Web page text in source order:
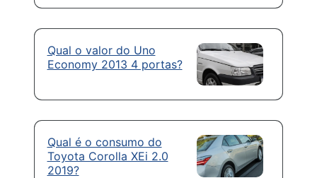
Qual o valor do Uno
Economy 2013 4 portas?
Qual é o consumo do
Toyota Corolla XEi 2.0
2019?